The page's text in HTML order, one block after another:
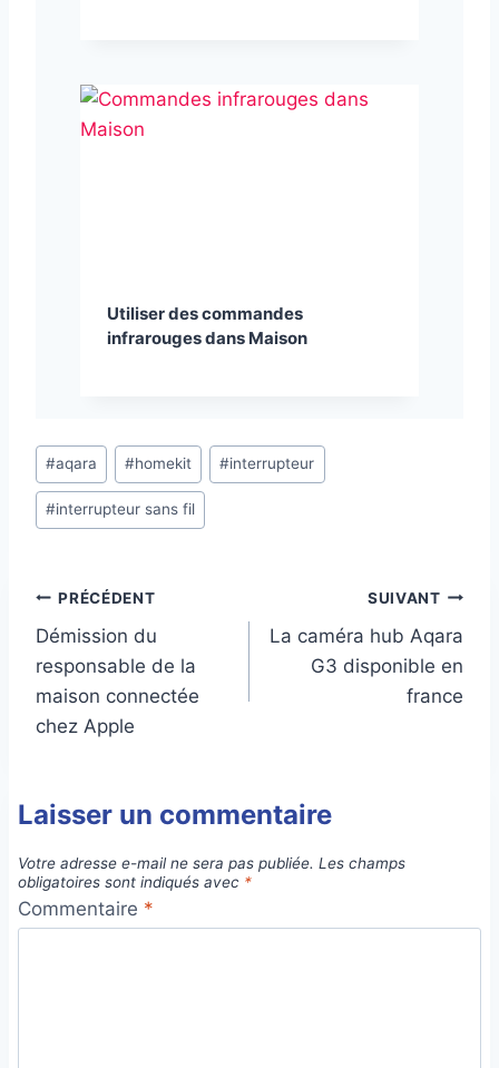
Utiliser des commandes
infrarouges dans Maison
Étiquettes
de
la
#aqara #homekit #interrupteur
#interrupteur sans fil
Navigation
de
l’article
PRÉCÉDENT
Démission du
responsable de la
maison connectée
chez Apple
SUIVANT
La caméra hub Aqara
G3 disponible en
france
Laisser un commentaire
Votre adresse e-mail ne sera pas publiée. Les champs
obligatoires sont indiqués avec *
Commentaire *